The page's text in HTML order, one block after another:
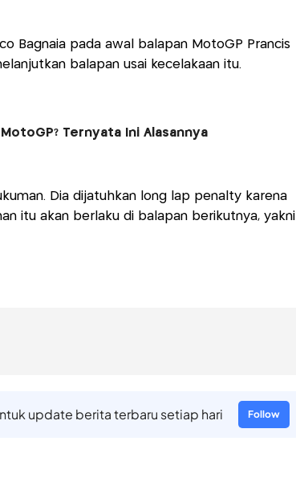
Bagnaia pada awal balapan MotoGP Prancis
balapan usai kecelakaan itu.
Ternyata Ini Alasannya
Dia dijatuhkan long lap penalty karena
itu akan berlaku di balapan berikutnya, yakni
update berita terbaru setiap hari Follow